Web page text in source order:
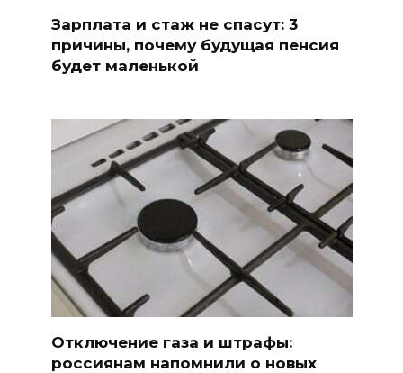
Зарплата и стаж не спасут: 3
причины, почему будущая пенсия
будет маленькой
Отключение газа и штрафы:
россиянам напомнили о новых